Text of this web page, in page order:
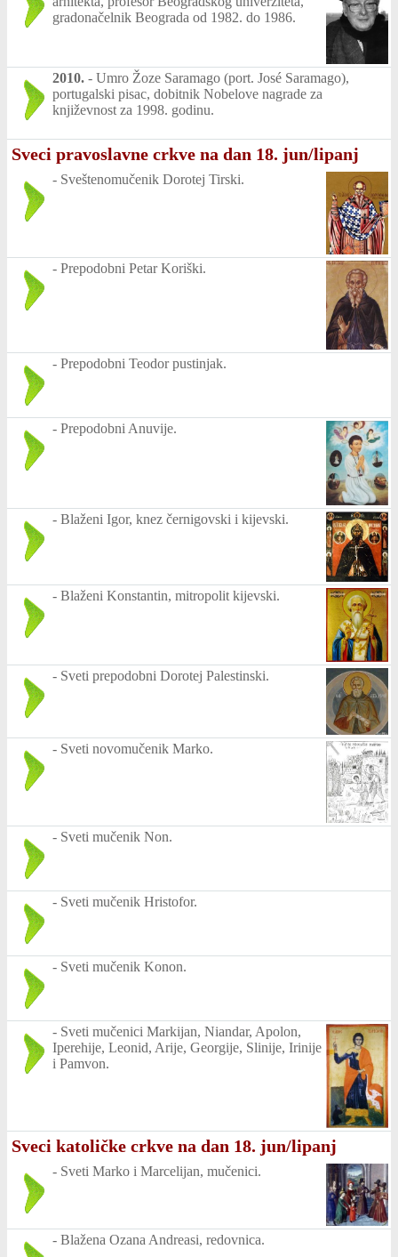
gradonačelnik Beograda od 1982. do 1986.
2010. - Umro Žoze Saramago (port. José Saramago),
portugalski pisac, dobitnik Nobelove nagrade za
književnost za 1998. godinu.
Sveci pravoslavne crkve na dan 18. jun/lipanj
- Sveštenomučenik Dorotej Tirski.
- Prepodobni Petar Koriški.
- Prepodobni Teodor pustinjak.
- Prepodobni Anuvije.
- Blaženi Igor, knez černigovski i kijevski.
- Blaženi Konstantin, mitropolit kijevski.
- Sveti prepodobni Dorotej Palestinski.
- Sveti novomučenik Marko.
- Sveti mučenik Non.
- Sveti mučenik Hristofor.
- Sveti mučenik Konon.
- Sveti mučenici Markijan, Niandar, Apolon,
Iperehije, Leonid, Arije, Georgije, Slinije, Irinije
i Pamvon.
Sveci katoličke crkve na dan 18. jun/lipanj
- Sveti Marko i Marcelijan, mučenici.
- Blažena Ozana Andreasi, redovnica.